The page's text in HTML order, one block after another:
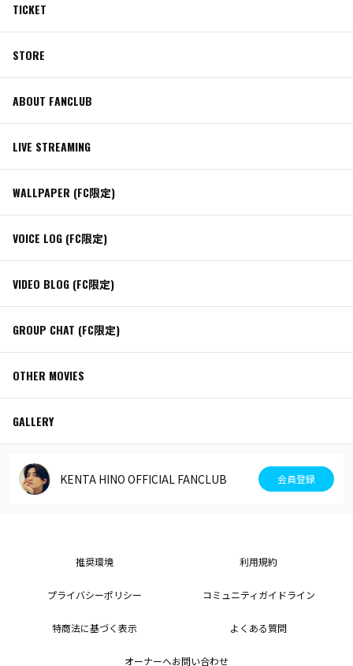
TICKET
STORE
ABOUT FANCLUB
LIVE STREAMING
WALLPAPER (FC限定)
VOICE LOG (FC限定)
VIDEO BLOG (FC限定)
GROUP CHAT (FC限定)
OTHER MOVIES
GALLERY
KENTA HINO OFFICIAL FANCLUB 会員登録
推奨環境 利用規約
プライバシーポリシー コミュニティガイドライン
特商法に基づく表示 よくある質問
オーナーへお問い合わせ